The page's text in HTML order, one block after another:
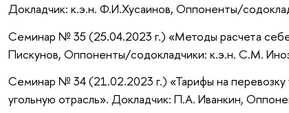
Докладчик: к.э.н. Ф.И.Хусаинов, Оппоненты/
Семинар № 35 (25.04.2023 г.) «Методы расчета
Пискунов, Оппоненты/содокладчики: к.э.н. С.М.
Семинар № 34 (21.02.2023 г.) «Тарифы на перевозку
угольную отрасль». Докладчик: П.А. Иванкин,